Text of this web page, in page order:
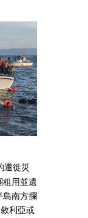
遷徙災
租用並遺
島南方攔
利亞或